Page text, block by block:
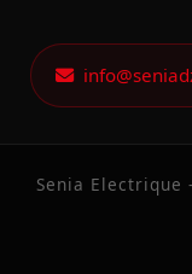
Senia Electrique